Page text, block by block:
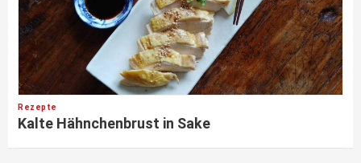
Rezepte
Kalte Hähnchenbrust in Sake